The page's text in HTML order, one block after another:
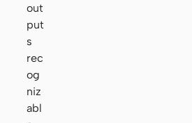
out
put
s
rec
og
niz
abl